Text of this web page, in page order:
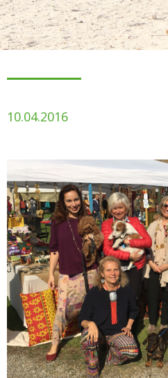
10.04.2016